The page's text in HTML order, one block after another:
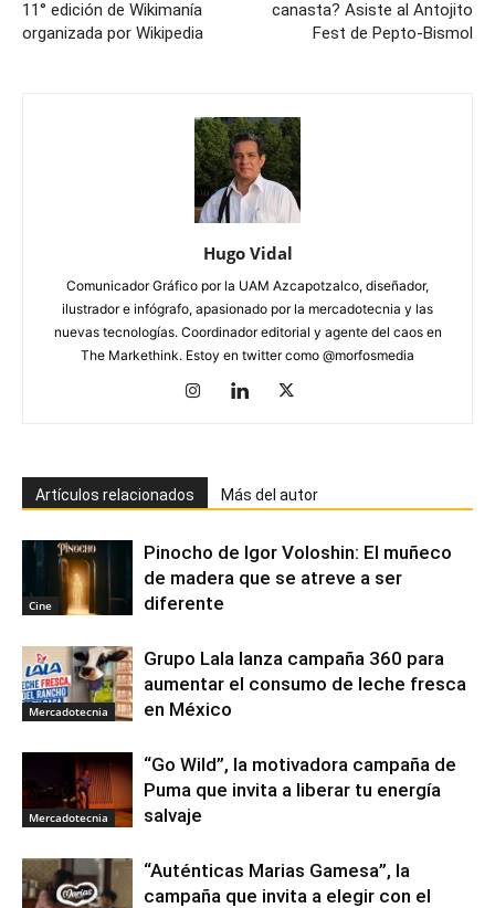
11° edición de Wikimanía
organizada por Wikipedia
canasta? Asiste al Antojito
Fest de Pepto-Bismol
Hugo Vidal
Comunicador Gráfico por la UAM Azcapotzalco, diseñador,
ilustrador e infógrafo, apasionado por la mercadotecnia y las
nuevas tecnologías. Coordinador editorial y agente del caos en
The Markethink. Estoy en twitter como @morfosmedia
Artículos relacionados Más del autor
Cine
Pinocho de Igor Voloshin: El muñeco
de madera que se atreve a ser
diferente
Mercadotecnia
Grupo Lala lanza campaña 360 para
aumentar el consumo de leche fresca
en México
Mercadotecnia
“Go Wild”, la motivadora campaña de
Puma que invita a liberar tu energía
salvaje
“Auténticas Marias Gamesa”, la
campaña que invita a elegir con el